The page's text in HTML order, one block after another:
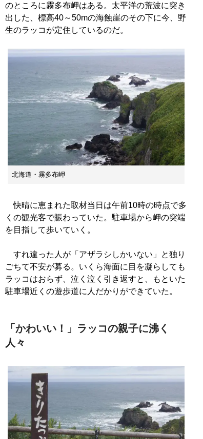
のところに霧多布岬はある。太平洋の荒波に突き
出した、標高40～50mの海蝕崖のその下に今、野
生のラッコが定住しているのだ。
北海道・霧多布岬
快晴に恵まれた取材当日は午前10時の時点で多
くの観光客で賑わっていた。駐車場から岬の突端
を目指して歩いていく。
すれ違った人が「アザラシしかいない」と独り
ごちて不安が募る。いくら海面に目を凝らしても
ラッコはおらず、泣く泣く引き返すと、もといた
駐車場近くの遊歩道に人だかりができていた。
「かわいい！」ラッコの親子に沸く
人々